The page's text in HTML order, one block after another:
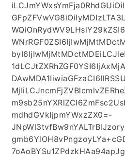
mdhdGVkIjpmYWxzZX0=-